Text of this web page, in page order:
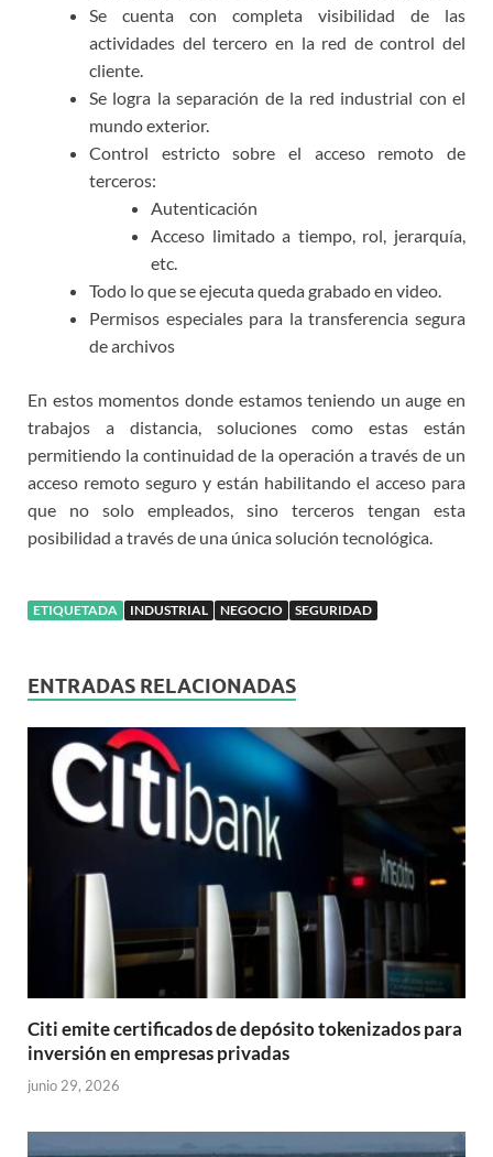
Se cuenta con completa visibilidad de las
actividades del tercero en la red de control del
cliente.
Se logra la separación de la red industrial con el
mundo exterior.
Control estricto sobre el acceso remoto de
terceros:
Autenticación
Acceso limitado a tiempo, rol, jerarquía,
etc.
Todo lo que se ejecuta queda grabado en video.
Permisos especiales para la transferencia segura
de archivos
En estos momentos donde estamos teniendo un auge en
trabajos a distancia, soluciones como estas están
permitiendo la continuidad de la operación a través de un
acceso remoto seguro y están habilitando el acceso para
que no solo empleados, sino terceros tengan esta
posibilidad a través de una única solución tecnológica.
ETIQUETADA INDUSTRIAL NEGOCIO SEGURIDAD
ENTRADAS RELACIONADAS
Citi emite certificados de depósito tokenizados para
inversión en empresas privadas
junio 29, 2026